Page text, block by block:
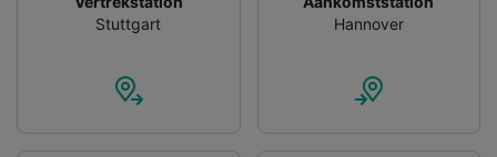
Stuttgart
Hannover
gevraagd om je niet te volgen.
voor de volgende doeleinden:
Precieze geolocatiegegevens gebruiken. De